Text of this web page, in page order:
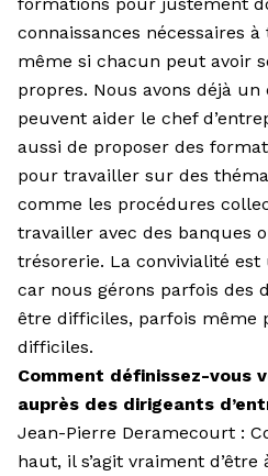
connaissances nécessaires
même si chacun peut avoir
propres. Nous avons déjà
peuvent aider le chef
aussi de proposer des
pour travailler sur des
comme les procédures
travailler avec des banques
trésorerie. La convivialité
car nous gérons parfois des
être difficiles, parfois même
difficiles.
Comment définissez-vous
auprès des dirigeants
Jean-Pierre Deramecourt :
haut, il s’agit vrai­ment d’être